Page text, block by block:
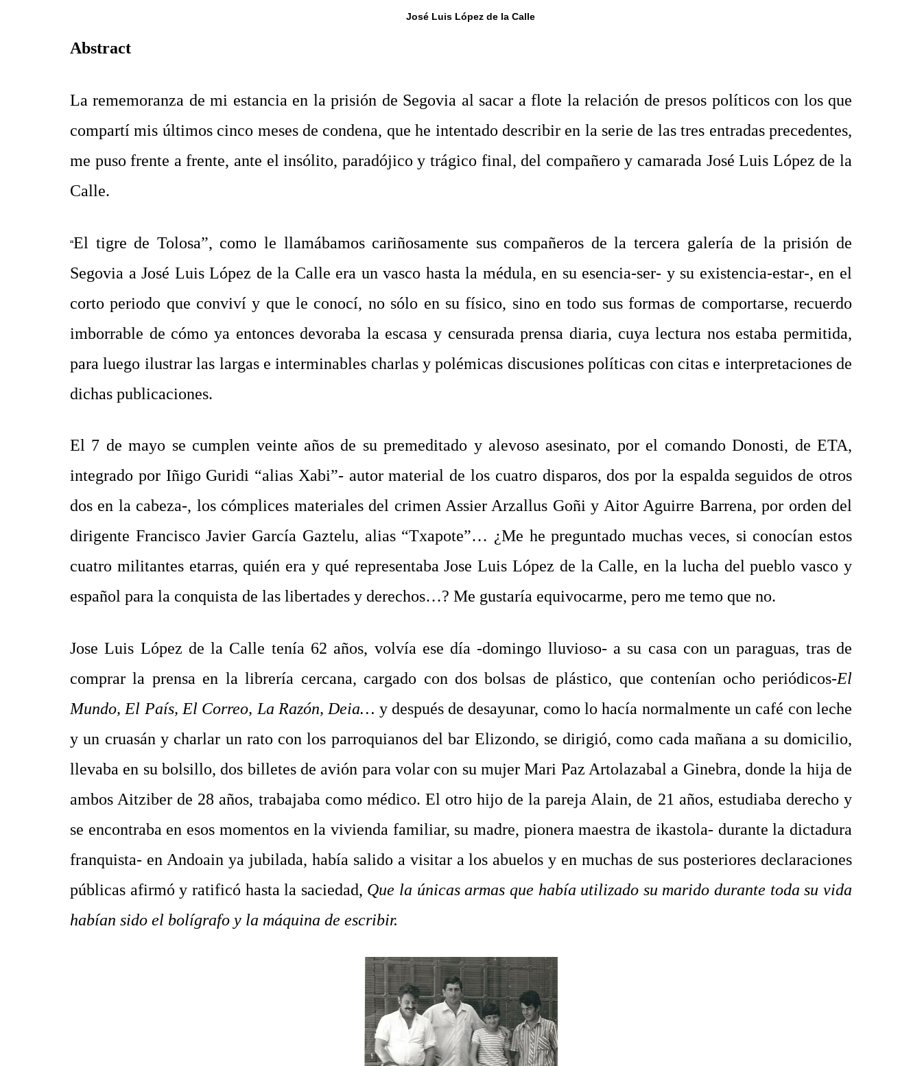
José Luis López de la Calle
Abstract
La rememoranza de mi estancia en la prisión de Segovia al sacar a flote la relación de presos políticos con los que
compartí mis últimos cinco meses de condena, que he intentado describir en la serie de las tres entradas precedentes,
me puso frente a frente, ante el insólito, paradójico y trágico final, del compañero y camarada José Luis López de la
Calle.
“El tigre de Tolosa”, como le llamábamos cariñosamente sus compañeros de la tercera galería de la prisión de
Segovia a José Luis López de la Calle era un vasco hasta la médula, en su esencia-ser- y su existencia-estar-, en el
corto periodo que conviví y que le conocí, no sólo en su físico, sino en todo sus formas de comportarse, recuerdo
imborrable de cómo ya entonces devoraba la escasa y censurada prensa diaria, cuya lectura nos estaba permitida,
para luego ilustrar las largas e interminables charlas y polémicas discusiones políticas con citas e interpretaciones de
dichas publicaciones.
El 7 de mayo se cumplen veinte años de su premeditado y alevoso asesinato, por el comando Donosti, de ETA,
integrado por Iñigo Guridi “alias Xabi”- autor material de los cuatro disparos, dos por la espalda seguidos de otros
dos en la cabeza-, los cómplices materiales del crimen Assier Arzallus Goñi y Aitor Aguirre Barrena, por orden del
dirigente Francisco Javier García Gaztelu, alias “Txapote”… ¿Me he preguntado muchas veces, si conocían estos
cuatro militantes etarras, quién era y qué representaba Jose Luis López de la Calle, en la lucha del pueblo vasco y
español para la conquista de las libertades y derechos…? Me gustaría equivocarme, pero me temo que no.
Jose Luis López de la Calle tenía 62 años, volvía ese día -domingo lluvioso- a su casa con un paraguas, tras de
comprar la prensa en la librería cercana, cargado con dos bolsas de plástico, que contenían ocho periódicos-El
Mundo, El País, El Correo, La Razón, Deia… y después de desayunar, como lo hacía normalmente un café con leche
y un cruasán y charlar un rato con los parroquianos del bar Elizondo, se dirigió, como cada mañana a su domicilio,
llevaba en su bolsillo, dos billetes de avión para volar con su mujer Mari Paz Artolazabal a Ginebra, donde la hija de
ambos Aitziber de 28 años, trabajaba como médico. El otro hijo de la pareja Alain, de 21 años, estudiaba derecho y
se encontraba en esos momentos en la vivienda familiar, su madre, pionera maestra de ikastola- durante la dictadura
franquista- en Andoain ya jubilada, había salido a visitar a los abuelos y en muchas de sus posteriores declaraciones
públicas afirmó y ratificó hasta la saciedad, Que la únicas armas que había utilizado su marido durante toda su vida
habían sido el bolígrafo y la máquina de escribir.